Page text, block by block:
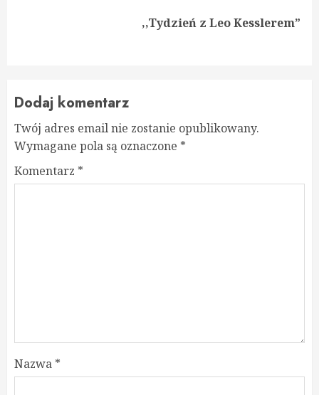
,,Tydzień z Leo Kesslerem”
Dodaj komentarz
Twój adres email nie zostanie opublikowany.
Wymagane pola są oznaczone *
Komentarz *
Nazwa *